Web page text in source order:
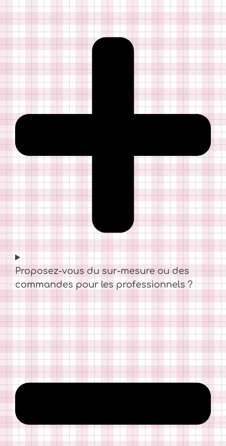
Proposez-vous du sur-mesure ou des
commandes pour les professionnels ?